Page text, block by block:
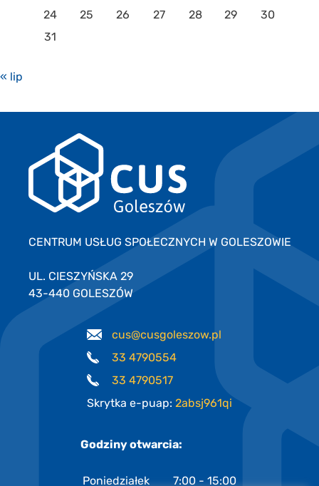
24
25 26 27 28 29
30
31
« lip
CENTRUM USŁUG SPOŁECZNYCH W GOLESZOWIE
UL. CIESZYŃSKA 29
43-440 GOLESZÓW
cus@cusgoleszow.pl
33 4790554
33 4790517
Skrytka e-puap: 2absj961qi
Godziny otwarcia:
Poniedziałek 7:00 - 15:00